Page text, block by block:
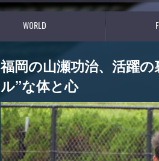
WORLD
福岡の山瀬功治、活躍
ル”な体と心